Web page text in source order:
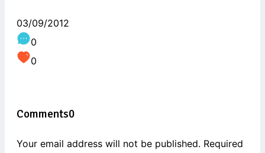
03/09/2012
0
0
Comments0
Your email address will not be published. Required